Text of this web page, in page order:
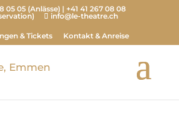
05 05 (Anlässe) | +41 41 267 08 08
info@le-theatre.ch
& Tickets Kontakt & Anreise